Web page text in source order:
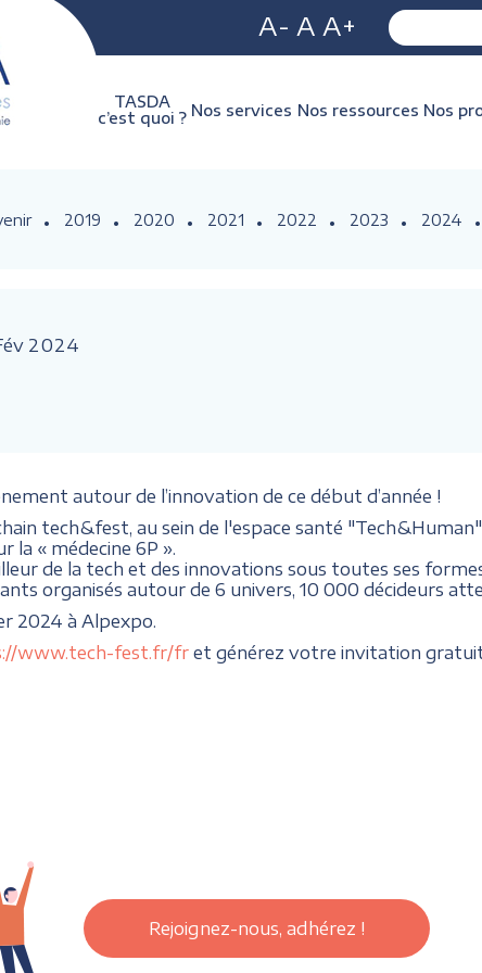
A- A A+
TASDA
c’est quoi ? Nos services Nos ressources Nos
2019 2020 2021 2022 2023 2024
2024
autour de l’innovation de ce début d’année !
tech&fest, au sein de l'espace santé
la « médecine 6P ».
de la tech et des innovations sous toutes ses
organisés autour de 6 univers, 10 000 décideurs
2024 à Alpexpo.
www.tech-fest.fr/fret générez votre invitation
Rejoignez-nous, adhérez !